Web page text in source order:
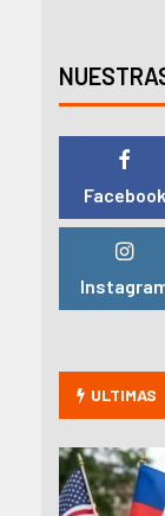
Facebook
ULTIMAS